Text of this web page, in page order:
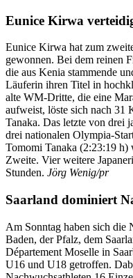
Eunice Kirwa
Eunice Kirwa hat zum
gewonnen. Bei dem reinen
die aus Kenia stammende
Läuferin ihren Titel in
alte WM-Dritte, die eine
aufweist, löste sich nach 31
Tanaka. Das letzte von drei
drei nationalen Olympia-
Tomomi Tanaka (2:23:19 h)
Zweite. Vier weitere
Stunden. Jörg Wenig/pr
Saarland dominiert
Am Sonntag haben sich die
Baden, der Pfalz, dem
Département Moselle in
U16 und U18 getroffen.